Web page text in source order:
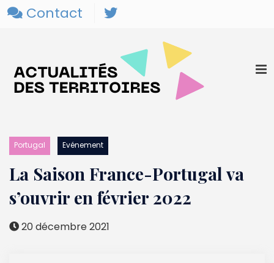
Contact
Portugal Evénement
La Saison France-Portugal va
s’ouvrir en février 2022
20 décembre 2021